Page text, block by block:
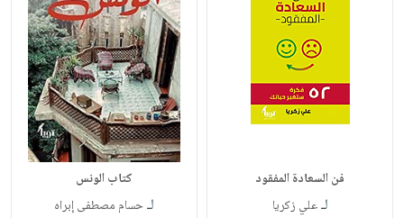
فن السعادة المفقود
لـعلي زكريا
كتاب الونس
لـحسام مصطفى إبراه